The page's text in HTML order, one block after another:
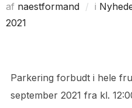
af naestformand i
2021
Parkering forbudt i hele
september 2021 fra kl.